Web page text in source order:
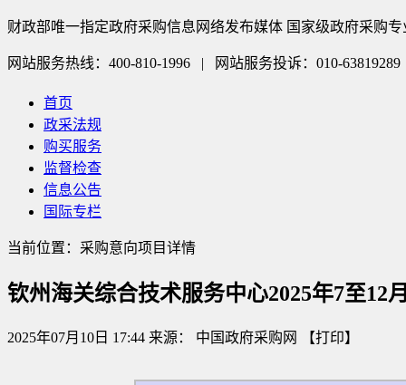
财政部唯一指定政府采购信息网络发布媒体 国家级政府采购专
网站服务热线：400-810-1996 | 网站服务投诉：010-63819289
首页
政采法规
购买服务
监督检查
信息公告
国际专栏
当前位置：采购意向项目详情
钦州海关综合技术服务中心2025年7至12
2025年07月10日 17:44 来源： 中国政府采购网 【打印】